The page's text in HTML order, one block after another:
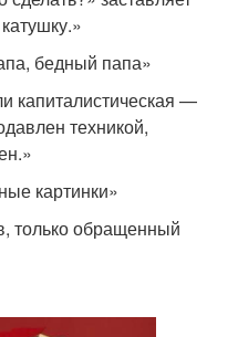
бедный папа»
капиталистическая —
техникой,
картинки»
только обращенный